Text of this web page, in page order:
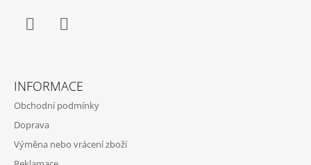
INFORMACE
Obchodní podmínky
Doprava
Výměna nebo vrácení zboží